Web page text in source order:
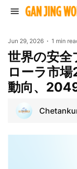
Jun 29, 2026 1 min
世界の安全プログラマブルコント
ローラ市
動向、